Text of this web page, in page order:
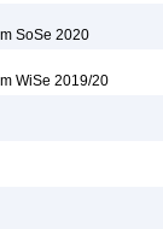
SoSe 2020
WiSe 2019/20